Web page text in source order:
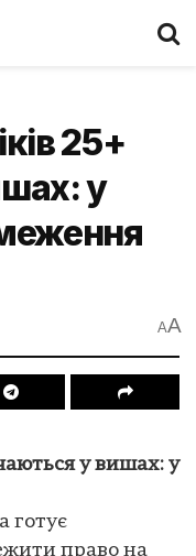
25+
у
AA
у вишах: у
готує
право на